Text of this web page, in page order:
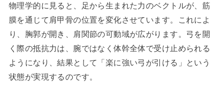
物理学的に見ると、足から生まれた力のベクトルが、筋
膜を通じて肩甲骨の位置を変化させています。これによ
り、胸郭が開き、肩関節の可動域が広がります。弓を開
く際の抵抗力は、腕ではなく体幹全体で受け止められる
ようになり、結果として「楽に強い弓が引ける」という
状態が実現するのです。